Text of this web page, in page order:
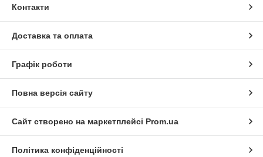
Контакти
Доставка та оплата
Графік роботи
Повна версія сайту
Сайт створено на маркетплейсі Prom.ua
Політика конфіденційності